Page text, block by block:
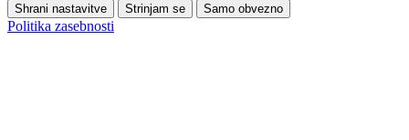
Shrani nastavitve Strinjam se Samo obvezno
Politika zasebnosti